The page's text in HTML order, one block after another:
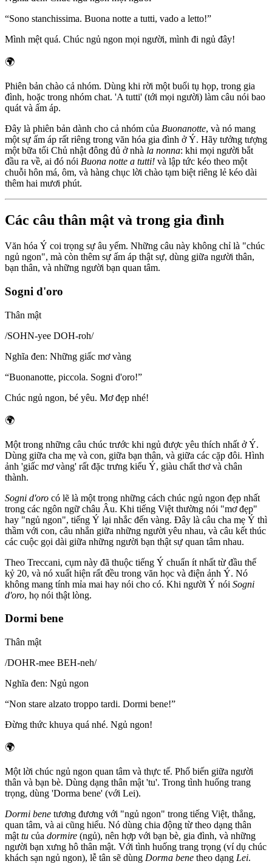
“Sono stanchissima. Buona notte a tutti, vado a letto!”
Mình mệt quá. Chúc ngủ ngon mọi người, mình đi ngủ đây!
🌍
Phiên bản chào cả nhóm. Dùng khi rời một buổi tụ họp, trong gia
đình, hoặc trong nhóm chat. 'A tutti' (tới mọi người) làm câu nói bao
quát và ấm áp.
Đây là phiên bản dành cho cả nhóm của Buonanotte, và nó mang
một sự ấm áp rất riêng trong văn hóa gia đình ở Ý. Hãy tưởng tượng
một bữa tối Chủ nhật đông đủ ở nhà la nonna: khi mọi người bắt
đầu ra về, ai đó nói Buona notte a tutti! và lập tức kéo theo một
chuỗi hôn má, ôm, và hàng chục lời chào tạm biệt riêng lẻ kéo dài
thêm hai mươi phút.
Các câu thân mật và trong gia đình
Văn hóa Ý coi trọng sự âu yếm. Những câu này không chỉ là "chúc
ngủ ngon", mà còn thêm sự ấm áp thật sự, dùng giữa người thân,
bạn thân, và những người bạn quan tâm.
Sogni d'oro
Thân mật
/SOHN-yee DOH-roh/
Nghĩa đen: Những giấc mơ vàng
“Buonanotte, piccola. Sogni d'oro!”
Chúc ngủ ngon, bé yêu. Mơ đẹp nhé!
🌍
Một trong những câu chúc trước khi ngủ được yêu thích nhất ở Ý.
Dùng giữa cha mẹ và con, giữa bạn thân, và giữa các cặp đôi. Hình
ảnh 'giấc mơ vàng' rất đặc trưng kiểu Ý, giàu chất thơ và chân
thành.
Sogni d'oro có lẽ là một trong những cách chúc ngủ ngon đẹp nhất
trong các ngôn ngữ châu Âu. Khi tiếng Việt thường nói "mơ đẹp"
hay "ngủ ngon", tiếng Ý lại nhắc đến vàng. Đây là câu cha mẹ Ý thì
thầm với con, câu nhắn giữa những người yêu nhau, và câu kết thúc
các cuộc gọi dài giữa những người bạn thật sự quan tâm nhau.
Theo Treccani, cụm này đã thuộc tiếng Ý chuẩn ít nhất từ đầu thế
kỷ 20, và nó xuất hiện rất đều trong văn học và điện ảnh Ý. Nó
không mang tính mỉa mai hay nói cho có. Khi người Ý nói Sogni
d'oro, họ nói thật lòng.
Dormi bene
Thân mật
/DOHR-mee BEH-neh/
Nghĩa đen: Ngủ ngon
“Non stare alzato troppo tardi. Dormi bene!”
Đừng thức khuya quá nhé. Ngủ ngon!
🌍
Một lời chúc ngủ ngon quan tâm và thực tế. Phổ biến giữa người
thân và bạn bè. Dùng dạng thân mật 'tu'. Trong tình huống trang
trọng, dùng 'Dorma bene' (với Lei).
Dormi bene tương đương với "ngủ ngon" trong tiếng Việt, thẳng,
quan tâm, và ai cũng hiểu. Nó dùng chia động từ theo dạng thân
mật tu của dormire (ngủ), nên hợp với bạn bè, gia đình, và những
người bạn xưng hô thân mật. Với tình huống trang trọng (ví dụ chúc
khách sạn ngủ ngon), lễ tân sẽ dùng Dorma bene theo dạng Lei.